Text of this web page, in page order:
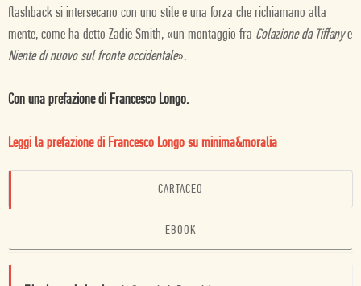
flashback si intersecano con uno stile e una forza che richiamano alla
mente, come ha detto Zadie Smith, «un montaggio fra Colazione da Tiffanye
Niente di nuovo sul fronte occidentale».
Con una prefazione di Francesco Longo.
Leggi la prefazione di Francesco Longo su minima&moralia
CARTACEO
EBOOK